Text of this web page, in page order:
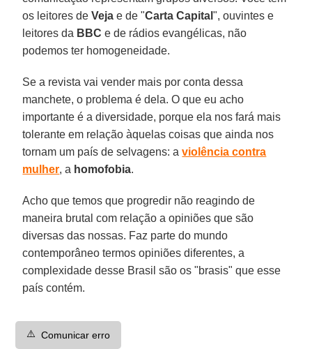
os leitores deVeja e de "Carta Capital", ouvintes e
leitores da BBC e de rádios evangélicas, não
podemos ter homogeneidade.
Se a revista vai vender mais por conta dessa
manchete, o problema é dela. O que eu acho
importante é a diversidade, porque ela nos fará mais
tolerante em relação àquelas coisas que ainda nos
tornam um país de selvagens: aviolência contra
mulher, a homofobia.
Acho que temos que progredir não reagindo de
maneira brutal com relação a opiniões que são
diversas das nossas. Faz parte do mundo
contemporâneo termos opiniões diferentes, a
complexidade desse Brasil são os "brasis" que esse
país contém.
⚠️ Comunicar erro